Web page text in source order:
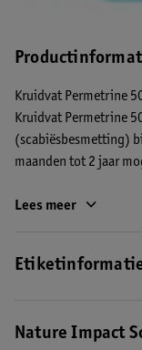
Kruidvat Permetrine
Kruidvat Permetrine
(scabiësbesmetting)
maanden tot 2 jaar
Voor gebruik op de
RVG 131408. EAN
Hulpstoffen: ethanol
Lees meer
Nature Impact